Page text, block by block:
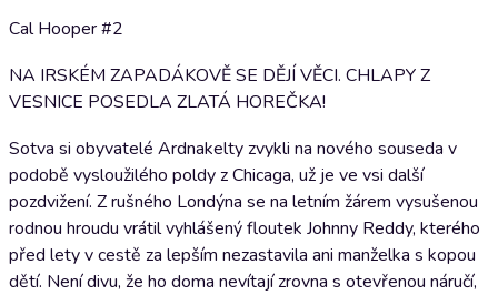
Cal Hooper #2
NA IRSKÉM ZAPADÁKOVĚ SE DĚJÍ VĚCI. CHLAPY Z
VESNICE POSEDLA ZLATÁ HOREČKA!
Sotva si obyvatelé Ardnakelty zvykli na nového souseda v
podobě vysloužilého poldy z Chicaga, už je ve vsi další
pozdvižení. Z rušného Londýna se na letním žárem vysušenou
rodnou hroudu vrátil vyhlášený floutek Johnny Reddy, kterého
před lety v cestě za lepším nezastavila ani manželka s kopou
dětí. Není divu, že ho doma nevítají zrovna s otevřenou náručí,